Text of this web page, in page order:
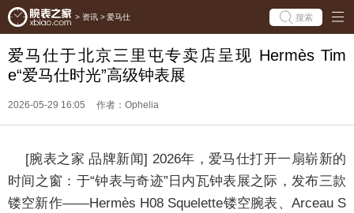
> 资讯 > 爱马仕 搜索
爱马仕于北京三里屯专卖店呈现 Hermès Tim
e“爱马仕时光”高级钟表展
2026-05-29 16:05 作者：Ophelia
[腕表之家 品牌新闻] 2026年，爱马仕打开一扇崭新的
时间之窗：于“钟表与奇迹”日内瓦钟表展之际，发布三款
镂空新作——Hermès H08 Squelette镂空腕表、Arceau S